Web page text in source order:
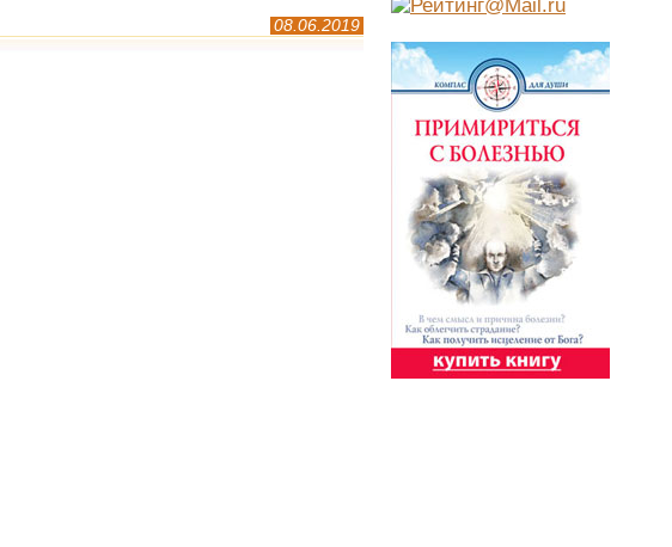
08.06.2019